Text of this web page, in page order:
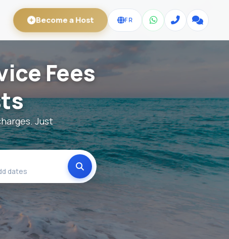
Become a Host FR
Fees
Just